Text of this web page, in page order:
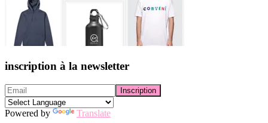
inscription à la newsletter
Powered by Translate